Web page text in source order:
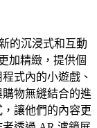
的沉浸式和互動
加精緻，提供個
式內的小遊戲、
物無縫結合的進
讓他們的內容更